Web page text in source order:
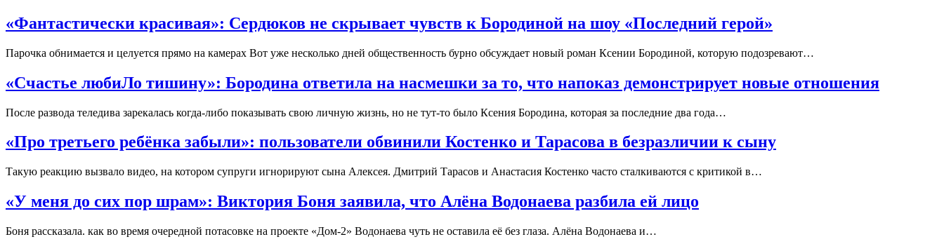
«Фантастически красивая»: Сердюков не скрывает чувств к Бородиной на шоу «Последний герой»
Парочка обнимается и целуется прямо на камерах Вот уже несколько дней общественность бурно обсуждает новый роман Ксении Бородиной, которую подозревают…
«Счастье любиЛо тишину»: Бородина ответила на насмешки за то, что напоказ демонстрирует новые отношения
После развода теледива зарекалась когда-либо показывать свою личную жизнь, но не тут-то было Ксения Бородина, которая за последние два года…
«Про третьего ребёнка забыли»: пользователи обвинили Костенко и Тарасова в безразличии к сыну
Такую реакцию вызвало видео, на котором супруги игнорируют сына Алексея. Дмитрий Тарасов и Анастасия Костенко часто сталкиваются с критикой в…
«У меня до сих пор шрам»: Виктория Боня заявила, что Алёна Водонаева разбила ей лицо
Боня рассказала. как во время очередной потасовке на проекте «Дом-2» Водонаева чуть не оставила её без глаза. Алёна Водонаева и…